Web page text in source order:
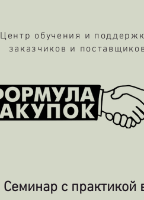
Центр обучения и
заказчиков и поставщиков
Семинар с практикой